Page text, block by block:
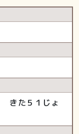
きた５１じょ